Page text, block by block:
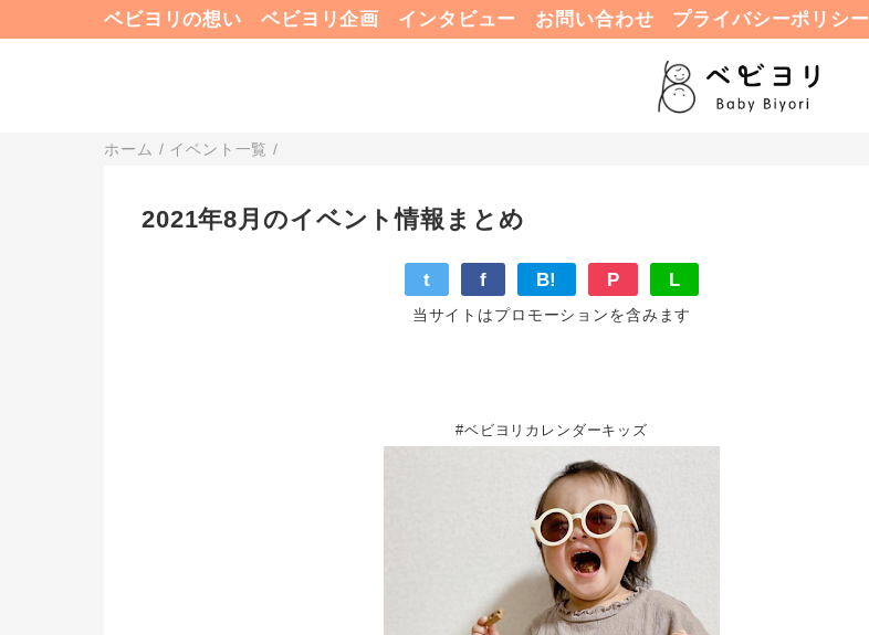
ベビヨリの想い ベビヨリ企画 インタビュー お問い合わせ プライバシーポリシー
ホーム / イベント一覧 /
2021年8月のイベント情報まとめ
t f B! P L
当サイトはプロモーションを含みます
#ベビヨリカレンダーキッズ